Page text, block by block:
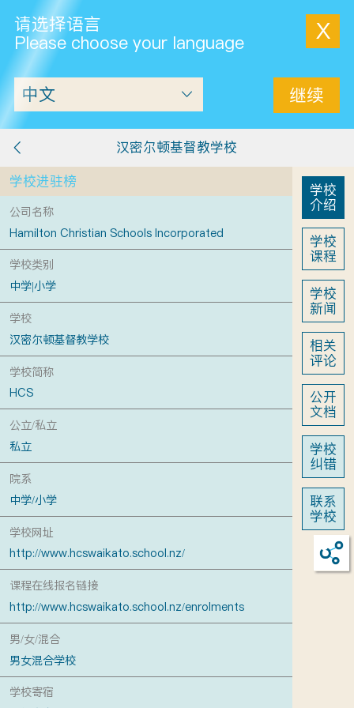
请选择语言
Please choose your language
X
继续
汉密尔顿基督教学校
学校进驻榜
公司名称
Hamilton Christian Schools Incorporated
学校类别
中学|小学
学校
汉密尔顿基督教学校
学校简称
HCS
公立/私立
私立
院系
中学/小学
学校网址
http://www.hcswaikato.school.nz/
课程在线报名链接
http://www.hcswaikato.school.nz/enrolments
男/女/混合
男女混合学校
学校寄宿
学校
介绍
学校
课程
学校
新闻
相关
评论
公开
文档
学校
纠错
联系
学校